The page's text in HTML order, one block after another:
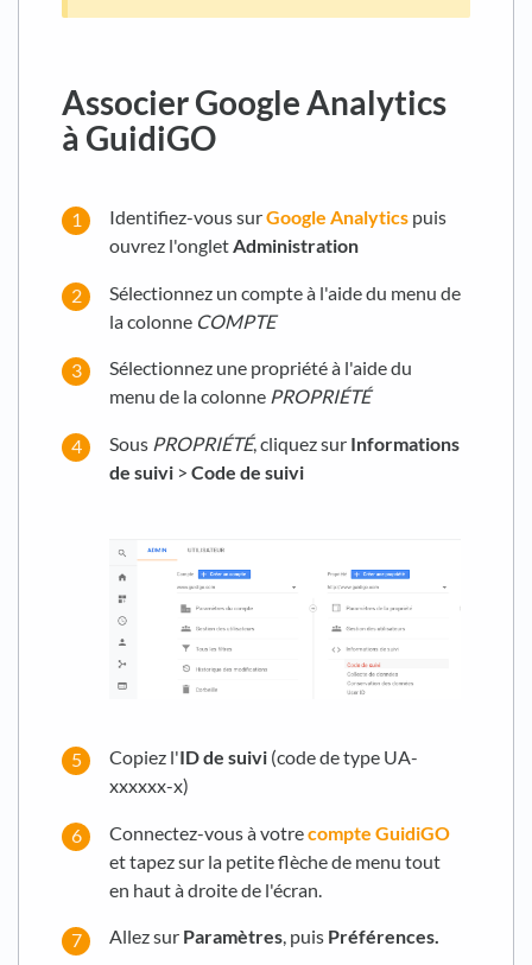
Associer Google Analytics
à GuidiGO
Identifiez-vous surGoogle Analytics puis
ouvrez l'ongletAdministration
Sélectionnez un compte à l'aide du menu de
la colonne COMPTE
Sélectionnez une propriété à l'aide du
menu de la colonne PROPRIÉTÉ
Sous PROPRIÉTÉ, cliquez sur Informations
de suivi > Code de suivi
Copiez l'ID de suivi (code de type UA-
xxxxxx-x)
Connectez-vous à votrecompte GuidiGO
et tapez sur la petite flèche de menu tout
en haut à droite de l'écran.
Allez sur Paramètres, puis Préférences.